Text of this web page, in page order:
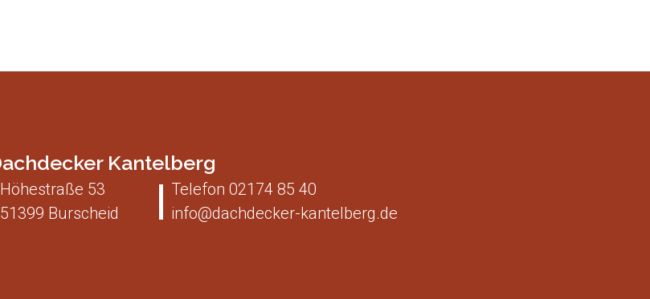
Kantelberg
Höhestraße 53
51399 Burscheid
Telefon 02174 85 40
info@dachdecker-kantelberg.de